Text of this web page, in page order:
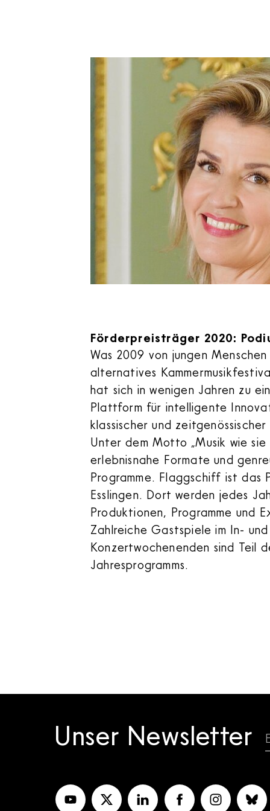
Förderpreisträger 2020:
Was 2009 von jungen
alternatives
hat sich in wenigen Jahren zu
Plattform für intelligente
klassischer und
Unter dem Motto „Musik wie sie
erlebnisnahe Formate und
Programme. Flaggschiff ist das
Esslingen. Dort werden jedes
Produktionen, Programme und
Zahlreiche Gastspiele im In-
Konzertwochenenden sind Teil
Jahresprogramms.
Unser Newsletter